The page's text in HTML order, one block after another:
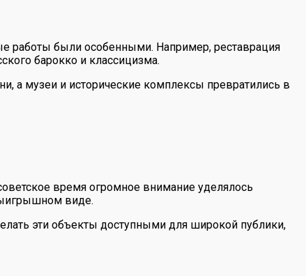
работы были особенными. Например, реставрация
барокко и классицизма.
а музеи и исторические комплексы превратились в
время огромное внимание уделялось
виде.
эти объекты доступными для широкой публики,